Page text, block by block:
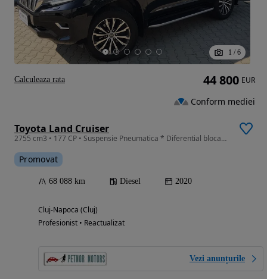
1 / 6
Toyota Land Cruiser
2755 cm3 • 177 CP • Suspensie Pneumatica * Diferential blocabil * 7 locuri
Promovat
68 088 km Diesel 2020
Cluj-Napoca (Cluj)
Profesionist • Reactualizat
Vezi anunțurile
44 800 EUR
Conform mediei
Calculeaza rata